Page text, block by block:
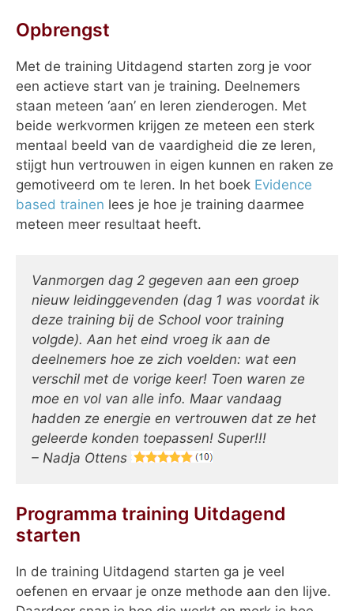
Opbrengst
Met de training Uitdagend starten zorg je voor
een actieve start van je training. Deelnemers
staan meteen ‘aan’ en leren zienderogen. Met
beide werkvormen krijgen ze meteen een sterk
mentaal beeld van de vaardigheid die ze leren,
stijgt hun vertrouwen in eigen kunnen en raken ze
gemotiveerd om te leren. In het boek Evidence
based trainen lees je hoe je training daarmee
meteen meer resultaat heeft.
Vanmorgen dag 2 gegeven aan een groep
nieuw leidinggevenden (dag 1 was voordat ik
deze training bij de School voor training
volgde). Aan het eind vroeg ik aan de
deelnemers hoe ze zich voelden: wat een
verschil met de vorige keer! Toen waren ze
moe en vol van alle info. Maar vandaag
hadden ze energie en vertrouwen dat ze het
geleerde konden toepassen! Super!!!
– Nadja Ottens
Programma training Uitdagend
starten
In de training Uitdagend starten ga je veel
oefenen en ervaar je onze methode aan den lijve.